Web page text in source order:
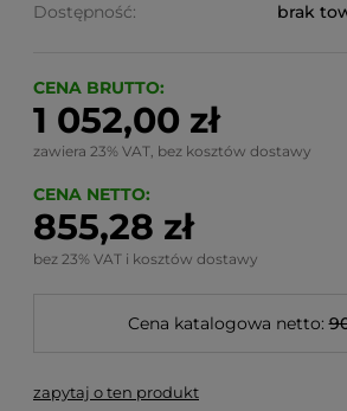
Dostępność:
brak
CENA BRUTTO:
1 052,00 zł
zawiera 23% VAT, bez kosztów dostawy
CENA NETTO:
855,28 zł
bez 23% VAT i kosztów dostawy
Cena katalogowa netto:
zapytaj o ten produkt